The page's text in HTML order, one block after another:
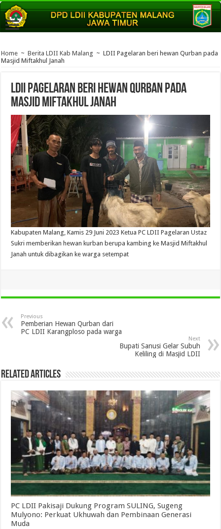
Home ~ Berita LDII Kab Malang ~ LDII Pagelaran beri hewan Qurban pada
Masjid Miftakhul Janah
LDII Pagelaran beri hewan Qurban pada
Masjid Miftakhul Janah
Kabupaten Malang, Kamis 29 Juni 2023 Ketua PC LDII Pagelaran Ustaz
Sukri memberikan hewan kurban berupa kambing ke Masjid Miftakhul
Janah untuk dibagikan ke warga setempat
Previous
Pemberian Hewan Qurban dari
PC LDII Karangploso pada warga
Next
Bupati Sanusi Gelar Subuh
Keliling di Masjid LDII
Related Articles
PC LDII Pakisaji Dukung Program SULING, Sugeng
Mulyono: Perkuat Ukhuwah dan Pembinaan Generasi
Muda